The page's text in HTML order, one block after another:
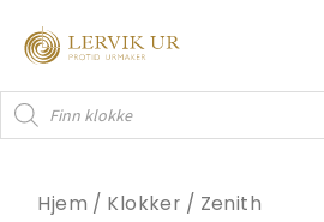
rett
innholdet
Products
search
Hjem / Klokker / Zenith